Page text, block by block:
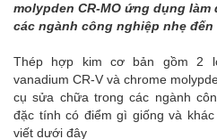
molypden CR-MO ứng dụng
các ngành công nghiệp nhẹ đến
Thép hợp kim cơ bản gồm 2
vanadium CR-V và chrome
cụ sửa chữa trong các ngành
đặc tính có điểm gì giống và
viết dưới đây